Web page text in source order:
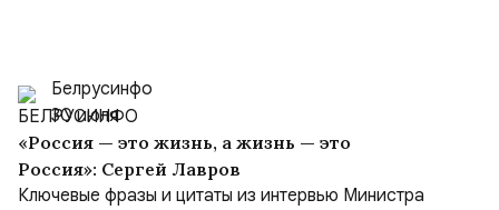
Белрусинфо
30 июля
«Россия — это жизнь, а жизнь — это
Россия»: Сергей Лавров
Ключевые фразы и цитаты из интервью Министра